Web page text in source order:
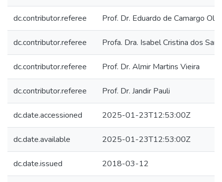
dc.contributor.referee Prof. Dr. Eduardo de Camargo
dc.contributor.referee Profa. Dra. Isabel Cristina dos
dc.contributor.referee Prof. Dr. Almir Martins Vieira
dc.contributor.referee Prof. Dr. Jandir Pauli
dc.date.accessioned 2025-01-23T12:53:00Z
dc.date.available 2025-01-23T12:53:00Z
dc.date.issued 2018-03-12